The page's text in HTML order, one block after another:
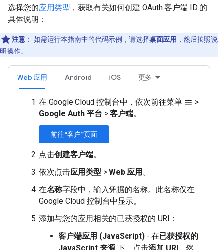
选择您的应用类型 ，获取有关如何创建 OAuth 客户端 ID 的
具体说明：
注意 ： 如需运行本指南中的代码示例，请选择桌面应用 ，然后按照说
明操作。
Web 应用 Android iOS 更多
在 Google Cloud 控制台中，依次前往菜单 menu >
Google Auth 平台 > 客户端。
前往“客户”页面
点击创建客户端。
依次点击应用类型 > Web 应用 。
在名称字段中，输入凭据的名称。此名称仅在
Google Cloud 控制台中显示。
添加与您的应用相关的已获授权的 URI：
客户端应用 (JavaScript) - 在已获授权的
JavaScript 来源 下，点击添加 URI。然